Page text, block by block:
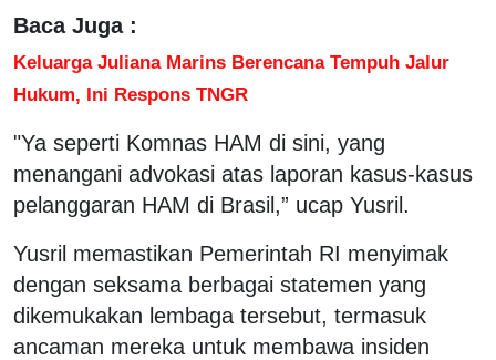
Baca Juga :
Keluarga Juliana Marins Berencana Tempuh Jalur
Hukum, Ini Respons TNGR
"Ya seperti Komnas HAM di sini, yang
menangani advokasi atas laporan kasus-kasus
pelanggaran HAM di Brasil,” ucap Yusril.
Yusril memastikan Pemerintah RI menyimak
dengan seksama berbagai statemen yang
dikemukakan lembaga tersebut, termasuk
ancaman mereka untuk membawa insiden